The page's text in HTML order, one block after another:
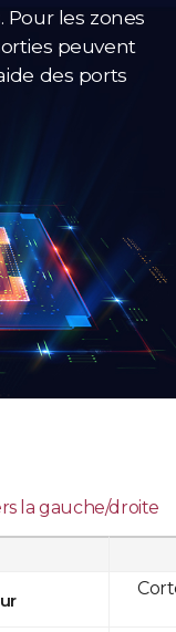
Pour les zones
peuvent
des ports
la gauche/droite